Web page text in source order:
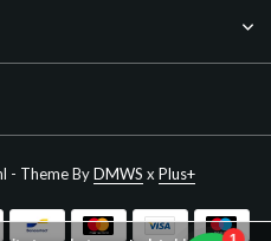
- Theme ByDMWS x Plus+